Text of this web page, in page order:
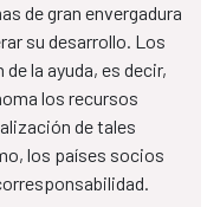
de gran envergadura
su desarrollo. Los
la ayuda, es decir,
los recursos
de tales
los países socios